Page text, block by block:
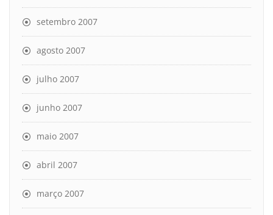
setembro 2007
agosto 2007
julho 2007
junho 2007
maio 2007
abril 2007
março 2007